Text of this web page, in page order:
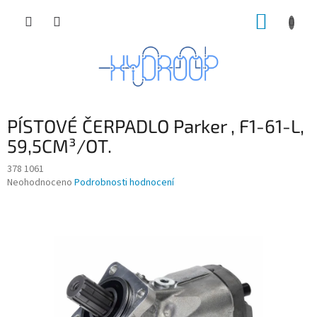
PÍSTOVÉ ČERPADLO Parker , F1-61-L,
59,5CM³/OT.
378 1061
Průměrné
Neohodnoceno Podrobnosti hodnocení